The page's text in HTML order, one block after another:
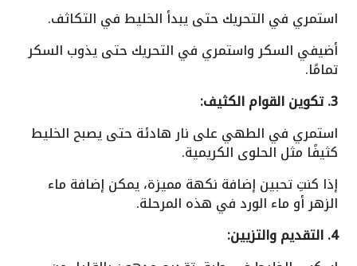
استمري في التحريك حتى يبدأ الخليط في التكاثف.
أضيفي السكر واستمري في التحريك حتى يذوب السكر
تمامًا.
3. تكوين القوام الكثيف:
استمري في الطهي على نار هادئة حتى يصبح الخليط
كثيفًا مثل الحلوى الكريمية.
إذا كنتِ تحبين إضافة نكهة مميزة، يمكن إضافة ماء
الزهر أو ماء الورد في هذه المرحلة.
4. التقديم والتزيين: